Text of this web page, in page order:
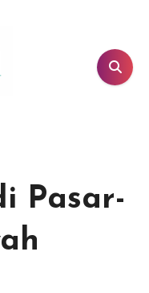
Pasar-